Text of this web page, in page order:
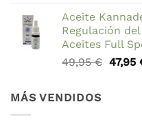
Aceite
Regulación
Aceites Full
49,95€ El
47,95
MÁS VENDIDOS